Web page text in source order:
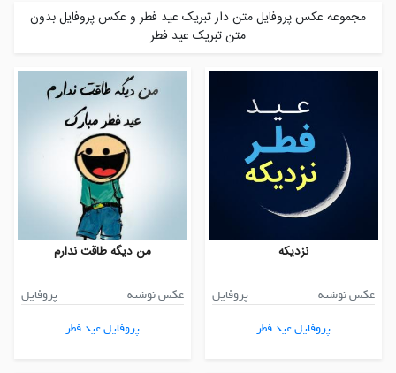
مجموعه عکس پروفایل متن دار تبریک عید فطر و عکس پروفایل بدون
متن تبریک عید فطر
نزدیکه
عکس نوشته
پروفایل
پروفایل عید فطر
من دیگه طاقت ندارم
عکس نوشته
پروفایل
پروفایل عید فطر